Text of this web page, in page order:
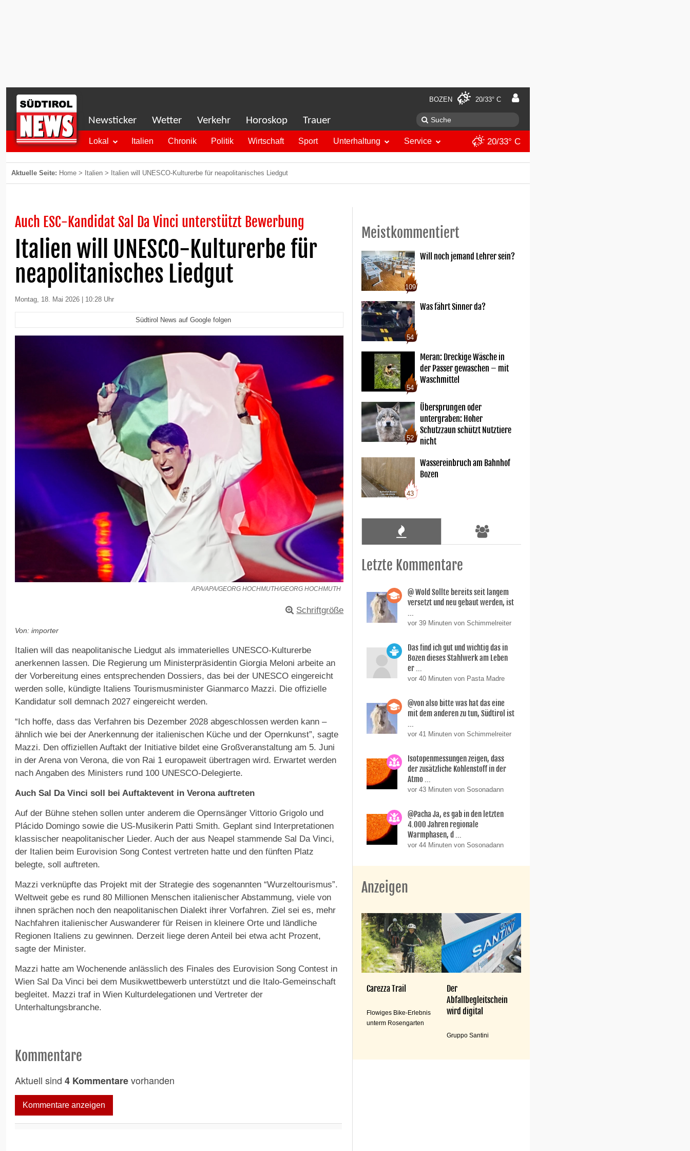
BOZEN 20/33° C
Newsticker Wetter Verkehr Horoskop Trauer
Lokal Italien Chronik Politik Wirtschaft Sport Unterhaltung Service 20/33° C
Aktuelle Seite: Home > Italien > Italien will UNESCO-Kulturerbe für neapolitanisches Liedgut
Auch ESC-Kandidat Sal Da Vinci unterstützt Bewerbung
Italien will UNESCO-Kulturerbe für
neapolitanisches Liedgut
Montag, 18. Mai 2026 | 10:28 Uhr
Südtirol News auf Google folgen
APA/APA/GEORG HOCHMUTH/GEORG HOCHMUTH
Schriftgröße
Von: importer
Italien will das neapolitanische Liedgut als immaterielles UNESCO-Kulturerbe
anerkennen lassen. Die Regierung um Ministerpräsidentin Giorgia Meloni arbeite an
der Vorbereitung eines entsprechenden Dossiers, das bei der UNESCO eingereicht
werden solle, kündigte Italiens Tourismusminister Gianmarco Mazzi. Die offizielle
Kandidatur soll demnach 2027 eingereicht werden.
“Ich hoffe, dass das Verfahren bis Dezember 2028 abgeschlossen werden kann –
ähnlich wie bei der Anerkennung der italienischen Küche und der Opernkunst”, sagte
Mazzi. Den offiziellen Auftakt der Initiative bildet eine Großveranstaltung am 5. Juni
in der Arena von Verona, die von Rai 1 europaweit übertragen wird. Erwartet werden
nach Angaben des Ministers rund 100 UNESCO-Delegierte.
Auch Sal Da Vinci soll bei Auftaktevent in Verona auftreten
Auf der Bühne stehen sollen unter anderem die Opernsänger Vittorio Grigolo und
Plácido Domingo sowie die US-Musikerin Patti Smith. Geplant sind Interpretationen
klassischer neapolitanischer Lieder. Auch der aus Neapel stammende Sal Da Vinci,
der Italien beim Eurovision Song Contest vertreten hatte und den fünften Platz
belegte, soll auftreten.
Mazzi verknüpfte das Projekt mit der Strategie des sogenannten “Wurzeltourismus”.
Weltweit gebe es rund 80 Millionen Menschen italienischer Abstammung, viele von
ihnen sprächen noch den neapolitanischen Dialekt ihrer Vorfahren. Ziel sei es, mehr
Nachfahren italienischer Auswanderer für Reisen in kleinere Orte und ländliche
Regionen Italiens zu gewinnen. Derzeit liege deren Anteil bei etwa acht Prozent,
sagte der Minister.
Mazzi hatte am Wochenende anlässlich des Finales des Eurovision Song Contest in
Wien Sal Da Vinci bei dem Musikwettbewerb unterstützt und die Italo-Gemeinschaft
begleitet. Mazzi traf in Wien Kulturdelegationen und Vertreter der
Unterhaltungsbranche.
Kommentare
Aktuell sind 4 Kommentarevorhanden
Kommentare anzeigen
Meistkommentiert
109
Will noch jemand Lehrer sein?
54
Was fährt Sinner da?
54
Meran: Dreckige Wäsche in
der Passer gewaschen – mit
Waschmittel
52
Übersprungen oder
untergraben: Hoher
Schutzzaun schützt Nutztiere
nicht
43
Wassereinbruch am Bahnhof
Bozen
Letzte Kommentare
@ Wold Sollte bereits seit langem
versetzt und neu gebaut werden, ist
...
vor 39 Minuten von Schimmelreiter
Das find ich gut und wichtig das in
Bozen dieses Stahlwerk am Leben
er ...
vor 40 Minuten von Pasta Madre
@von also bitte was hat das eine
mit dem anderen zu tun, Südtirol ist
...
vor 41 Minuten von Schimmelreiter
Isotopenmessungen zeigen, dass
der zusätzliche Kohlenstoff in der
Atmo ...
vor 43 Minuten von Sosonadann
@Pacha Ja, es gab in den letzten
4.000 Jahren regionale
Warmphasen, d ...
vor 44 Minuten von Sosonadann
Anzeigen
Carezza Trail
Flowiges Bike-Erlebnis
unterm Rosengarten
Der
Abfallbegleitschein
wird digital
Gruppo Santini